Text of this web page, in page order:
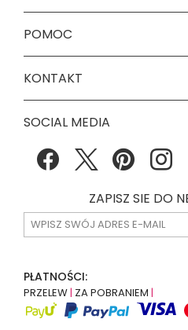
POMOC
KONTAKT
SOCIAL MEDIA
ZAPISZ SIE DO
PŁATNOŚCI:
PRZELEW| ZA POBRANIEM |